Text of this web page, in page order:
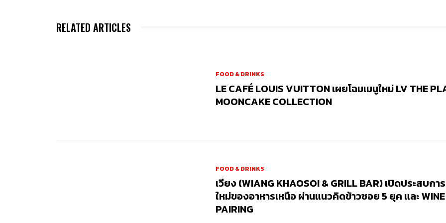
RELATED ARTICLES
FOOD & DRINKS
LE CAFÉ LOUIS VUITTON เผยโฉมเมนูใหม่ LV THE
MOONCAKE COLLECTION
FOOD & DRINKS
เวียง (WIANG KHAOSOI & GRILL BAR) เปิดประสบก
ใหม่ของอาหารเหนือ ผ่านแนวคิดข้าวซอย 5 ยุค และ WINE
PAIRING